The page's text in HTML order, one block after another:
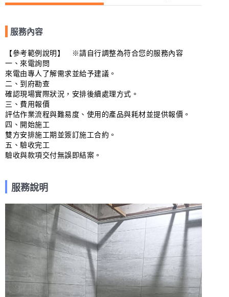
服務內容
【參考範例說明】　※請自行調整為符合您的服務內容
一、來電詢問
來電由專人了解需求並給予建議。
二、到府勘查
確認現場實際狀況，安排後續處理方式。
三、費用報價
評估作業流程與難易度、使用的產品與耗材並提供報價。
四、開始施工
雙方安排施工期並簽訂施工合約。
五、驗收完工
驗收與款項交付無誤即結案。
服務說明